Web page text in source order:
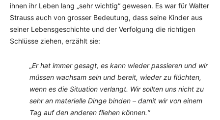
ihnen ihr Leben lang „sehr wichtig“ gewesen. Es war für Walter
Strauss auch von grosser Bedeutung, dass seine Kinder aus
seiner Lebensgeschichte und der Verfolgung die richtigen
Schlüsse ziehen, erzählt sie:
„Er hat immer gesagt, es kann wieder passieren und wir
müssen wachsam sein und bereit, wieder zu flüchten,
wenn es die Situation verlangt. Wir sollten uns nicht zu
sehr an materielle Dinge binden – damit wir von einem
Tag auf den anderen fliehen können.“